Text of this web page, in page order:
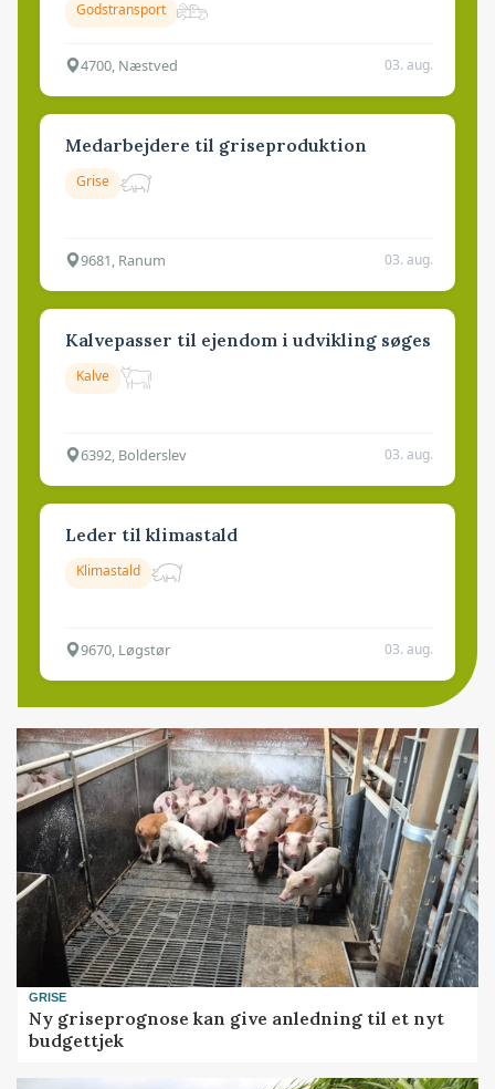
Godstransport
4700, Næstved 03. aug.
Medarbejdere til griseproduktion
Grise
9681, Ranum 03. aug.
Kalvepasser til ejendom i udvikling søges
Kalve
6392, Bolderslev 03. aug.
Leder til klimastald
Klimastald
9670, Løgstør 03. aug.
GRISE
Ny griseprognose kan give anledning til et nyt
budgettjek